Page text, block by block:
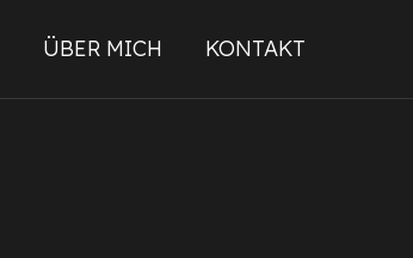
ÜBER MICH KONTAKT